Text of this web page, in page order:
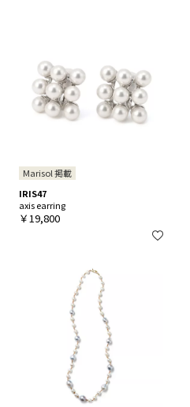
Marisol 掲載
IRIS47
axis earring
￥19,800